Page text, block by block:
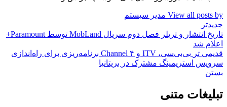
View all posts by مدیر سیستم
جدیدتر
تاریخ انتشار و تریلر فصل دوم سریال MobLand توسط Paramount+
اعلام شد
قدیمی تر
بی‌بی‌سی، ITV و Channel ۴ برنامه‌ریزی برای راه‌اندازی
سرویس استریمینگ مشترک در بریتانیا
بستن
تبلیغات متنی